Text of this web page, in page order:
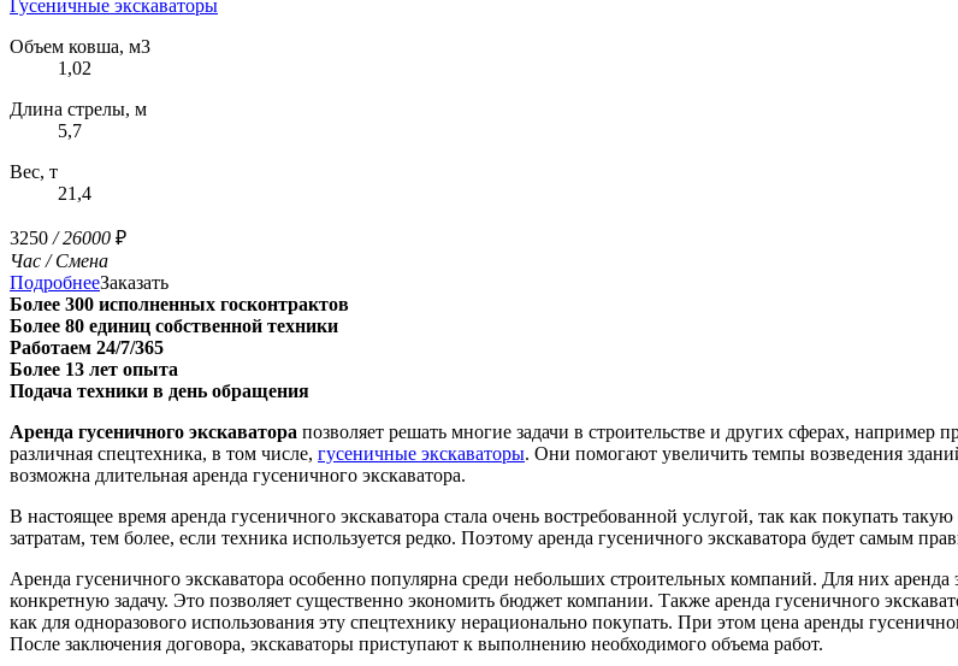
Гусеничные экскаваторы
Объем ковша, м3
1,02
Длина стрелы, м
5,7
Вес, т
21,4
3250 / 26000 ₽
Час / Смена
ПодробнееЗаказать
Более 300 исполненных госконтрактов
Более 80 единиц собственной техники
Работаем 24/7/365
Более 13 лет опыта
Подача техники в день обращения
Аренда гусеничного экскаватора позволяет решать многие задачи в строительстве и других сферах,
различная спецтехника, в том числе, гусеничные экскаваторы. Они помогают увеличить темпы возведения
возможна длительная аренда гусеничного экскаватора.
В настоящее время аренда гусеничного экскаватора стала очень востребованной услугой, так как покупать
затратам, тем более, если техника используется редко. Поэтому аренда гусеничного экскаватора будет самым
Аренда гусеничного экскаватора особенно популярна среди небольших строительных компаний. Для них аренда
конкретную задачу. Это позволяет существенно экономить бюджет компании. Также аренда гусеничного
как для одноразового использования эту спецтехнику нерационально покупать. При этом цена аренды
После заключения договора, экскаваторы приступают к выполнению необходимого объема работ.